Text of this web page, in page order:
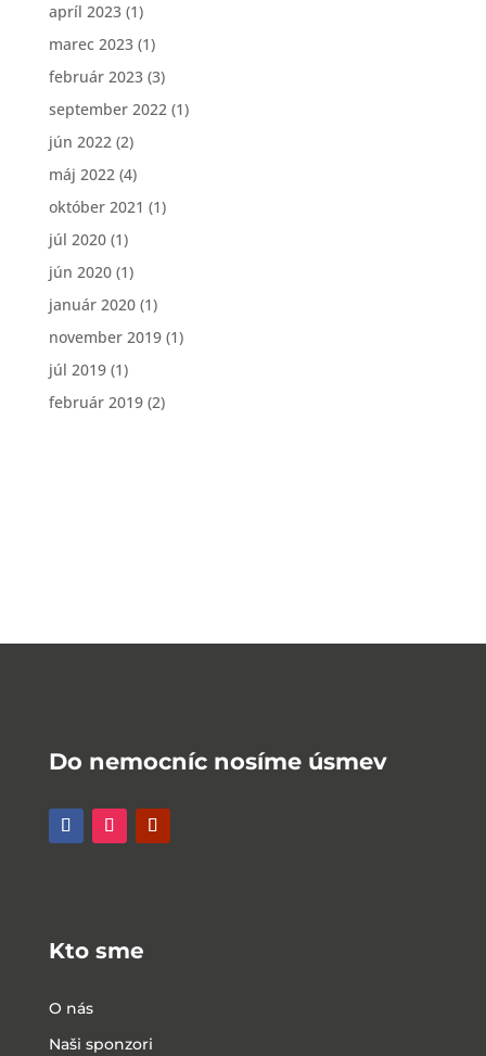
apríl 2023(1)
marec 2023(1)
február 2023(3)
september 2022(1)
jún 2022(2)
máj 2022(4)
október 2021 (1)
júl 2020(1)
jún 2020(1)
január 2020(1)
november 2019(1)
júl 2019(1)
február 2019(2)
Do nemocníc nosíme úsmev
Kto sme
O nás
Naši sponzori